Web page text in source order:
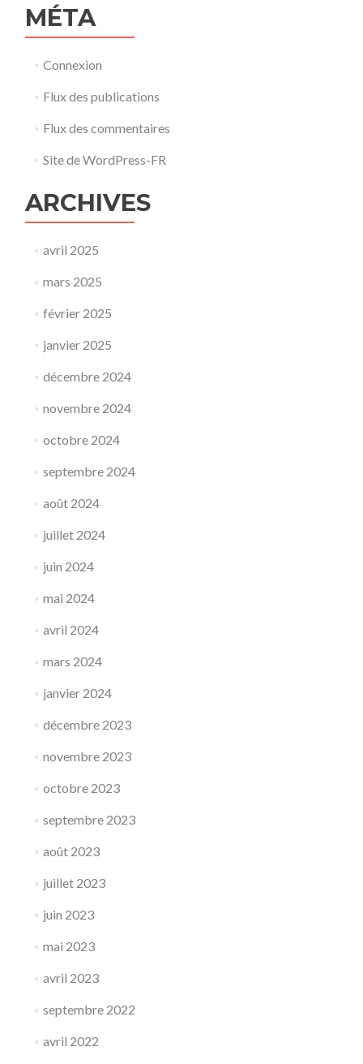
MÉTA
Connexion
Flux des publications
Flux des commentaires
Site de WordPress-FR
ARCHIVES
avril 2025
mars 2025
février 2025
janvier 2025
décembre 2024
novembre 2024
octobre 2024
septembre 2024
août 2024
juillet 2024
juin 2024
mai 2024
avril 2024
mars 2024
janvier 2024
décembre 2023
novembre 2023
octobre 2023
septembre 2023
août 2023
juillet 2023
juin 2023
mai 2023
avril 2023
septembre 2022
avril 2022